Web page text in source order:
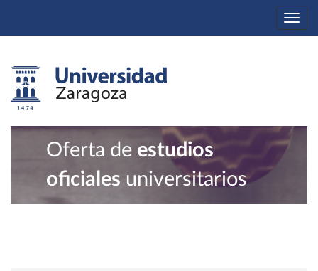
Oferta de estudios
oficiales universitarios